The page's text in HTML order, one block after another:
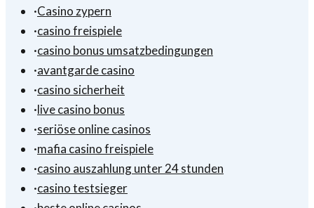
·Casino zypern
·casino freispiele
·casino bonus umsatzbedingungen
·avantgarde casino
·casino sicherheit
·live casino bonus
·seriöse online casinos
·mafia casino freispiele
·casino auszahlung unter 24 stunden
·casino testsieger